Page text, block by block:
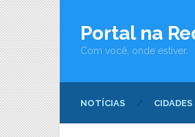
Portal na
Com você, onde estiver.
NOTÍCIAS CIDADES